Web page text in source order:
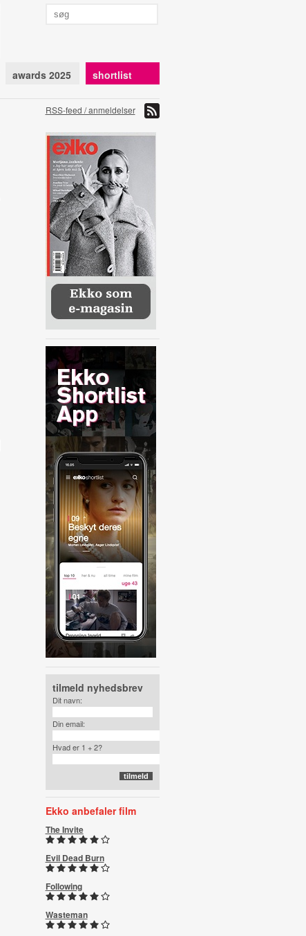
awards 2025 shortlist
RSS-feed / anmeldelser
tilmeld nyhedsbrev
Dit navn:
Din email:
Hvad er 1 + 2?
Ekko anbefaler film
The Invite
Evil Dead Burn
Following
Wasteman